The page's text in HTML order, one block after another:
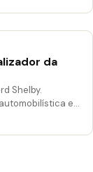
da
Shelby.
e…